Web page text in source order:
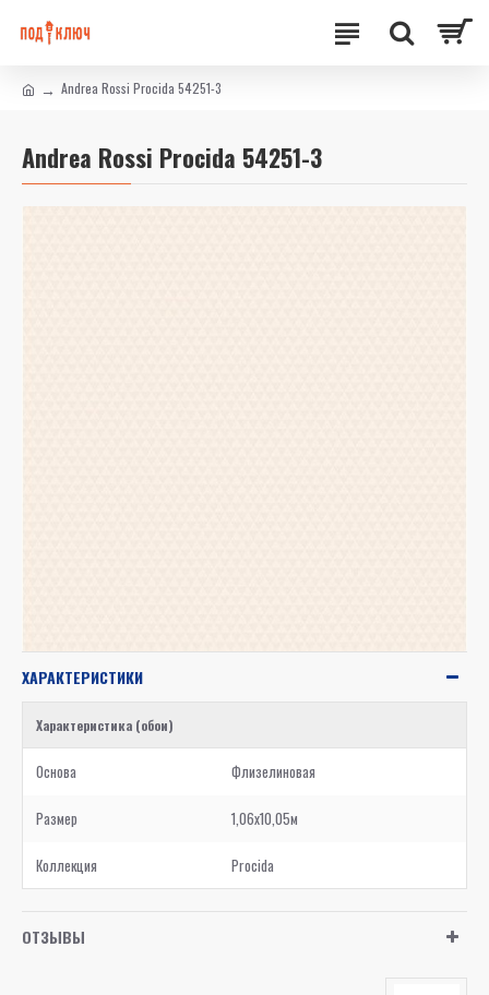
Andrea Rossi Procida 54251-3
Andrea Rossi Procida 54251-3
ХАРАКТЕРИСТИКИ
Характеристика (обои)
Основа Флизелиновая
Размер 1,06x10,05м
Коллекция Procida
ОТЗЫВЫ